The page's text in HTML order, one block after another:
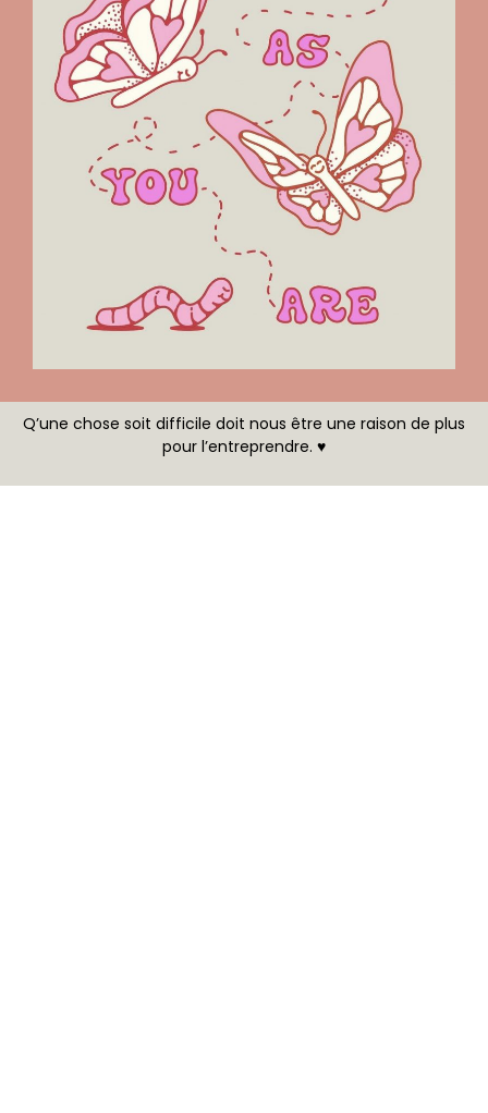
Q’une chose soit difficile doit nous être une raison de plus
pour l’entreprendre. ♥